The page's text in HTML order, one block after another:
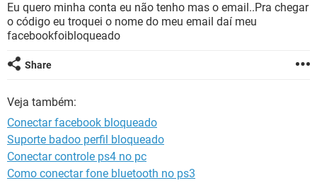
GUIA DE COMPRAS
INSTAGRAM GMAIL
CELULAR FACEBOOK
OUTLOOK
INSTAGRAM
Eu quero minha conta eu não tenho mas o email..Pra chegar
o código eu troquei o nome do meu email daí meu
facebookfoibloqueado
Share
Veja também:
Conectar facebook bloqueado
Suporte badoo perfil bloqueado
Conectar controle ps4 no pc
Como conectar fone bluetooth no ps3